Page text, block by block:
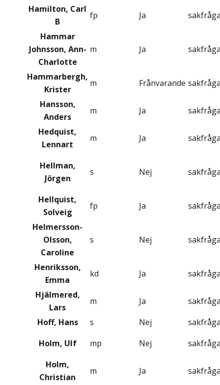
Hamilton, Carl
B
fp Ja
Hammar
Johnsson, Ann-
Charlotte
m Ja
Hammarbergh,
Krister
m Frånvarande
Hansson,
Anders
m Ja
Hedquist,
Lennart
m Ja
Hellman,
Jörgen
s Nej
Hellquist,
Solveig
fp Ja
Helmersson-
Olsson,
Caroline
s Nej
Henriksson,
Emma
kd Ja
Hjälmered,
Lars
m Ja
Hoff, Hans
s Nej
Holm, Ulf
mp Nej
Holm,
Christian
m Ja